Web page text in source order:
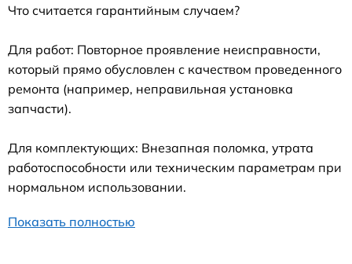
Что считается гарантийным случаем?
Для работ: Повторное проявление неисправности,
который прямо обусловлен с качеством проведенного
ремонта (например, неправильная установка
запчасти).
Для комплектующих: Внезапная поломка, утрата
работоспособности или техническим параметрам при
нормальном использовании.
Показать полностью